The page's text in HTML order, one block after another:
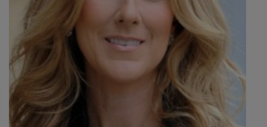
CINÉMA